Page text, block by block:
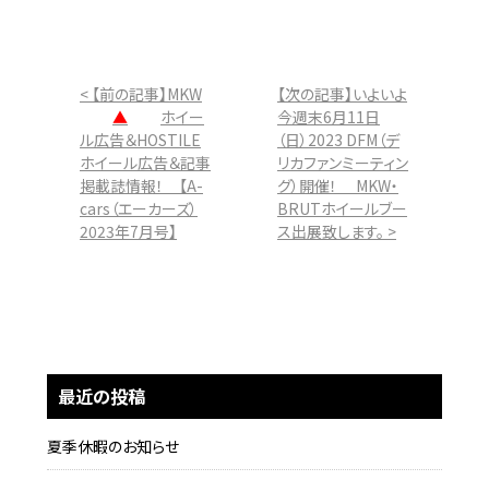
< 【前の記事】MKW
▲
ホイー
ル広告＆HOSTILE
ホイール広告＆記事
掲載誌情報！ 【A-
cars（エーカーズ）
2023年7月号】
【次の記事】いよいよ
今週末6月11日
（日）2023 DFM（デ
リカファンミーティン
グ）開催！ MKW・
BRUTホイールブー
ス出展致します。 >
最近の投稿
夏季休暇のお知らせ